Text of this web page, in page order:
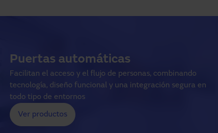
Puertas automáticas
Facilitan el acceso y el flujo de personas, combinando
tecnología, diseño funcional y una integración segura en
todo tipo de entornos
Ver productos